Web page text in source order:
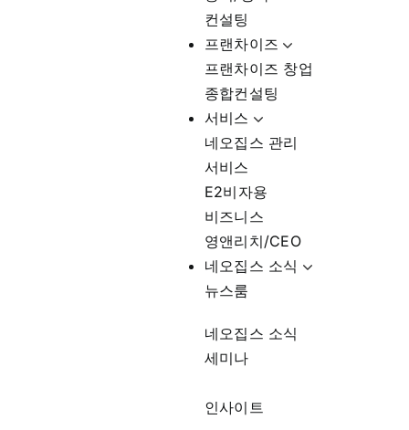
컨설팅
프랜차이즈
프랜차이즈 창업
종합컨설팅
서비스
네오집스 관리
서비스
E2비자용
비즈니스
영앤리치/CEO
네오집스 소식
뉴스룸
네오집스 소식
세미나
인사이트